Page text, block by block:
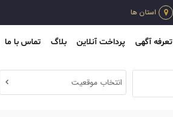
استان ها
تعرفه آگهی پرداخت آنلاین بلاگ تماس با ما
انتخاب موقعیت